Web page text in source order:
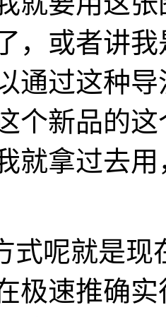
，或者讲
通过这种
个新品的
就拿过去
式呢就是现
极速推确